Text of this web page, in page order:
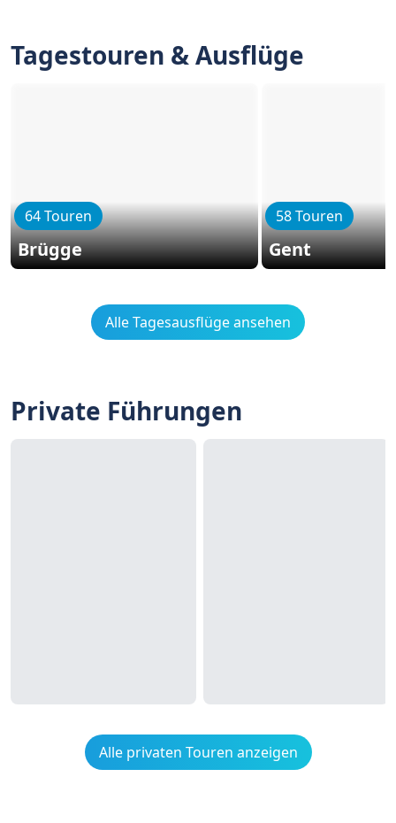
Tagestouren & Ausflüge
64 Touren
Brügge
58 Touren
Gent
Alle Tagesausflüge ansehen
Private Führungen
Alle privaten Touren anzeigen